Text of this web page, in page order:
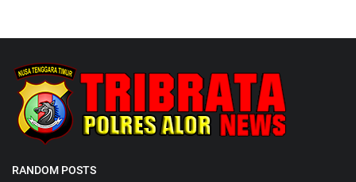
RANDOM POSTS